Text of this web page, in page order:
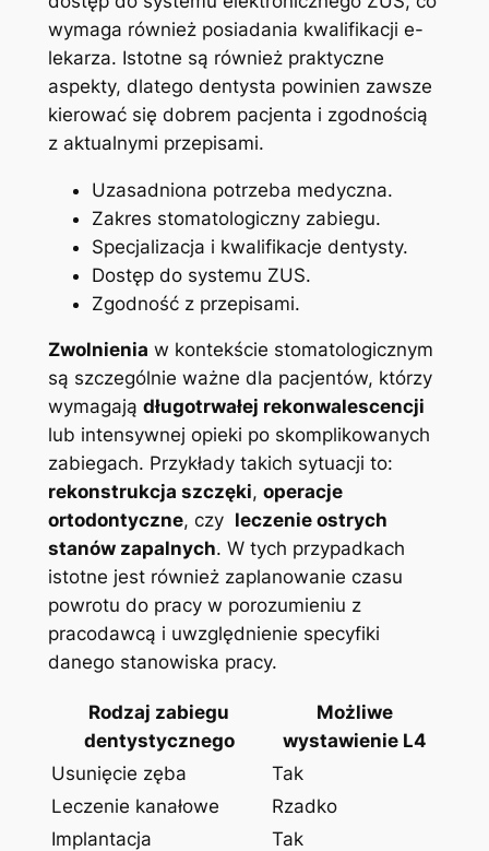
wymaga ‍również posiadania ⁣kwalifikacji e-
lekarza. Istotne⁣ są również‍ praktyczne
aspekty, dlatego ⁤dentysta⁢ powinien zawsze
kierować się ‌dobrem pacjenta ‍i zgodnością
z aktualnymi przepisami.
Uzasadniona⁢ potrzeba medyczna.
Zakres stomatologiczny zabiegu.
Specjalizacja i⁢ kwalifikacje ​dentysty.
Dostęp do systemu ZUS.
Zgodność z przepisami.
Zwolnienia w kontekście stomatologicznym
są szczególnie‍ ważne dla pacjentów, którzy
wymagają długotrwałej ⁣rekonwalescencji
lub intensywnej opieki po skomplikowanych
zabiegach. Przykłady takich sytuacji to:
rekonstrukcja szczęki, operacje
ortodontyczne, czy ⁢ leczenie ostrych
stanów ⁣zapalnych.⁣ W ​tych ‍przypadkach
istotne​ jest również zaplanowanie czasu
powrotu do ​pracy w ⁤porozumieniu z
pracodawcą i uwzględnienie​ specyfiki
danego ‍stanowiska⁣ pracy.
Rodzaj‍ zabiegu
dentystycznego
Możliwe
wystawienie L4
Usunięcie zęba
Tak
Leczenie kanałowe
Rzadko
Implantacja
Tak